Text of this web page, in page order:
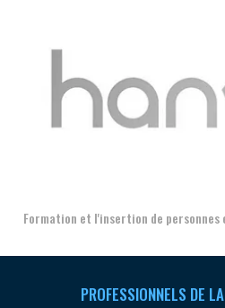
Formation et l'insertion de personnes
PROFESSIONNELS DE